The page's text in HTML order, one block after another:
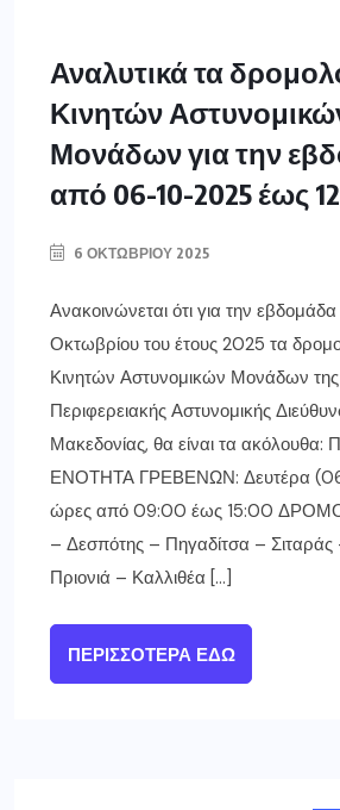
Αναλυτικά τα
Κινητών
Μονάδων για την
από 06-10-2025 έως
6 ΟΚΤΩΒΡΊΟΥ 2025
Ανακοινώνεται ότι για την
Οκτωβρίου του έτους 2025 τα
Κινητών Αστυνομικών Μονάδων της
Περιφερειακής Αστυνομικής
Μακεδονίας, θα είναι τα
ΕΝΟΤΗΤΑ ΓΡΕΒΕΝΩΝ: Δευτέρα
ώρες από 09:00 έως 15:00
– Δεσπότης – Πηγαδίτσα –
Πριονιά – Καλλιθέα […]
ΠΕΡΙΣΣΌΤΕΡΑ ΕΔΏ